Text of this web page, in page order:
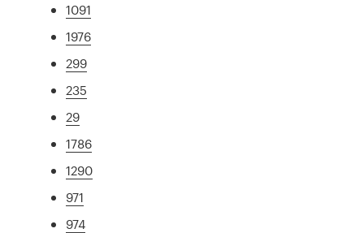
1091
1976
299
235
29
1786
1290
971
974